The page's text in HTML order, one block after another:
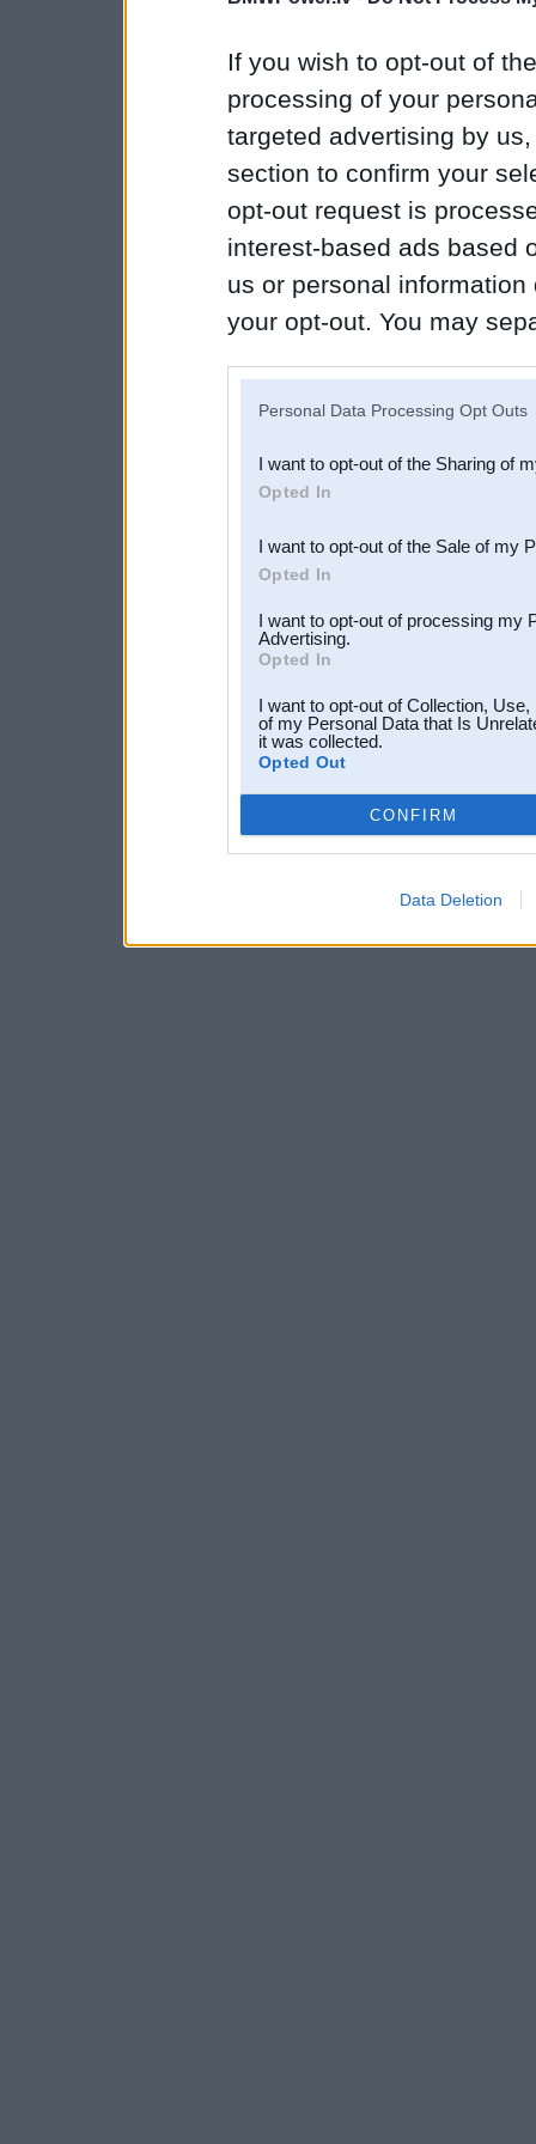
If you wish to opt-out of
processing of your
targeted advertising by
section to confirm your
opt-out request is
interest-based ads based
us or personal
your opt-out. You may
Downstream Participants
third parties.
Personal Data Processing Opt Outs
I want to opt-out of the Sharing of
Opted In
I want to opt-out of the Sale of my
Opted In
I want to opt-out of processing my
Advertising.
Opted In
I want to opt-out of Collection,
of my Personal Data that Is
it was collected.
Opted Out
CONFIRM
Data Deletion